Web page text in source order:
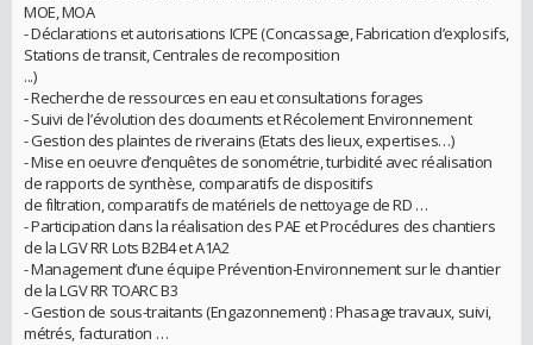
MOE, MOA
- Déclarations et autorisations ICPE (Concassage, Fabrication d’explosifs,
Stations de transit, Centrales de recomposition
...)
- Recherche de ressources en eau et consultations forages
- Suivi de l’évolution des documents et Récolement Environnement
- Gestion des plaintes de riverains (Etats des lieux, expertises…)
- Mise en oeuvre d’enquêtes de sonométrie, turbidité avec réalisation
de rapports de synthèse, comparatifs de dispositifs
de filtration, comparatifs de matériels de nettoyage de RD …
- Participation dans la réalisation des PAE et Procédures des chantiers
de la LGV RR Lots B2B4 et A1A2
- Management d’une équipe Prévention-Environnement sur le chantier
de la LGV RR TOARC B3
- Gestion de sous-traitants (Engazonnement) : Phasage travaux, suivi,
métrés, facturation …